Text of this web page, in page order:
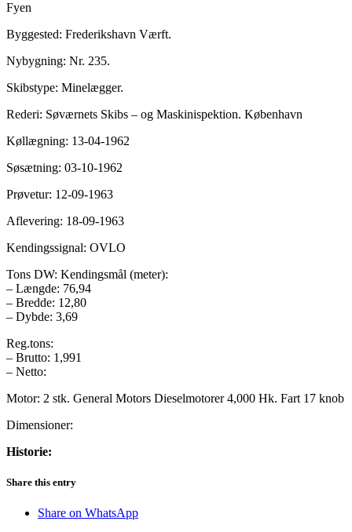
Fyen
Byggested: Frederikshavn Værft.
Nybygning: Nr. 235.
Skibstype: Minelægger.
Rederi: Søværnets Skibs – og Maskinispektion. København
Køllægning: 13-04-1962
Søsætning: 03-10-1962
Prøvetur: 12-09-1963
Aflevering: 18-09-1963
Kendingssignal: OVLO
Tons DW: Kendingsmål (meter):
– Længde: 76,94
– Bredde: 12,80
– Dybde: 3,69
Reg.tons:
– Brutto: 1,991
– Netto:
Motor: 2 stk. General Motors Dieselmotorer 4,000 Hk. Fart 17 knob
Dimensioner:
Historie:
Share this entry
Share on WhatsApp